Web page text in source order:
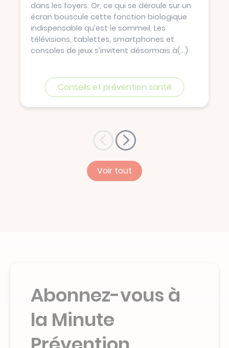
dans les foyers. Or, ce qui se déroule sur un
écran bouscule cette fonction biologique
indispensable qu’est le sommeil. Les
télévisions, tablettes, smartphones et
consoles de jeux s’invitent désormais à(...)
Conseils et prévention santé
Voir tout
Abonnez-vous à
la Minute